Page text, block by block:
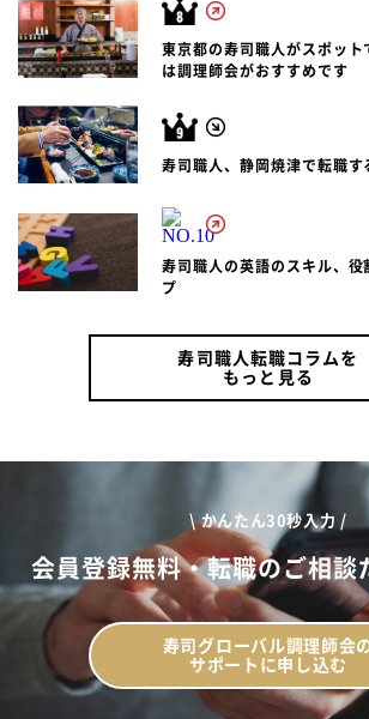
東京都の寿司職人がスポット
は調理師会がおすすめです
寿司職人、静岡焼津で転職す
寿司職人の英語のスキル、役
プ
寿司職人転職コラムを
もっと見る
\ かんたん30秒入力 /
会員登録無料・転職のご相談
寿司グローバル調理師会
サポートに申し込む